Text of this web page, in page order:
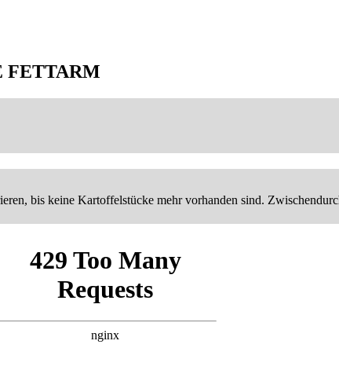
FETTARM
bis keine Kartoffelstücke mehr vorhanden sind.